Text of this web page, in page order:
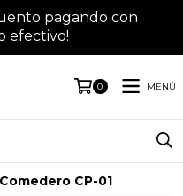
pagando con
efectivo!
0 MENÚ
Comedero CP-01